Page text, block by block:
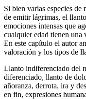
Si bien varias especies de
de emitir lágrimas, el
emociones intensas que
cualquier edad tienen
En este capítulo el autor
valoración y los tipos de
Llanto indiferenciado del
diferenciado, llanto de
añoranza, derrota, ira y
en fin, expresiones